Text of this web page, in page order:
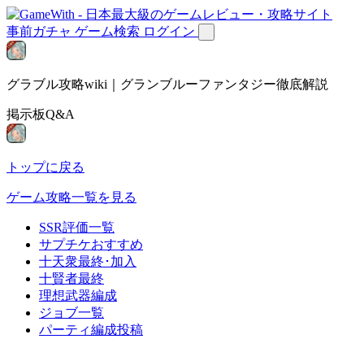
事前ガチャ ゲーム検索 ログイン
グラブル攻略wiki｜グランブルーファンタジー徹底解説
掲示板Q&A
トップに戻る
ゲーム攻略一覧を見る
SSR評価一覧
サプチケおすすめ
十天衆最終･加入
十賢者最終
理想武器編成
ジョブ一覧
パーティ編成投稿